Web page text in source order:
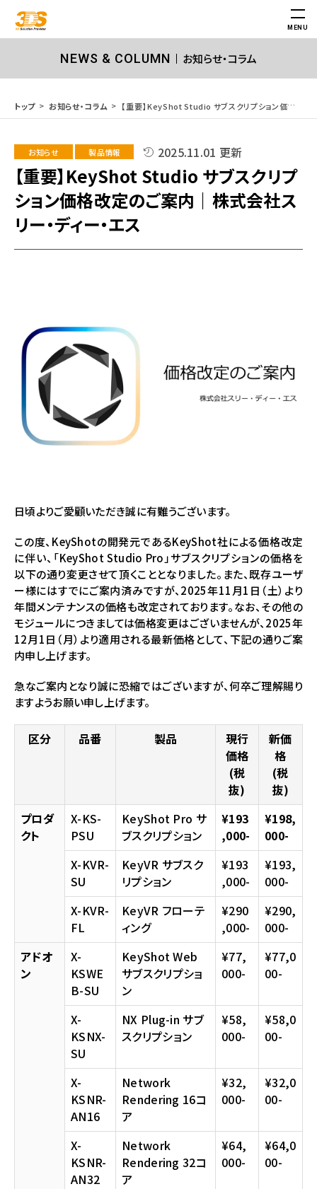
MENU
NEWS & COLUMN お知らせ・コラム
トップ お知らせ・コラム 【重要】KeyShot Studio サブスクリプション価格改定のご案内｜株式会社スリー・ディー・エス
お知らせ 製品情報 2025.11.01 更新
【重要】KeyShot Studio サブスクリプ
ション価格改定のご案内｜株式会社ス
リー・ディー・エス
日頃よりご愛顧いただき誠に有難うございます。
この度、KeyShotの開発元であるKeyShot社による価格改定
に伴い、「KeyShot Studio Pro」サブスクリプションの価格を
以下の通り変更させて頂くこととなりました。また、既存ユーザ
ー様にはすでにご案内済みですが、2025年11月1日（土）より
年間メンテナンスの価格も改定されております。なお、その他の
モジュールにつきましては価格変更はございませんが、2025年
12月1日（月）より適用される最新価格として、下記の通りご案
内申し上げます。
急なご案内となり誠に恐縮ではございますが、何卒ご理解賜り
ますようお願い申し上げます。
区分 品番 製品
現行
価格
(税
抜)
新価
格
(税
抜)
プロダ
クト
X-KS-
PSU
KeyShot Pro サ
ブスクリプション
¥193
,000-
¥198,
000-
X-KVR-
SU
KeyVR サブスク
リプション
¥193
,000-
¥193,
000-
X-KVR-
FL
KeyVR フローテ
ィング
¥290
,000-
¥290,
000-
アドオ
ン
X-
KSWE
B-SU
KeyShot Web
サブスクリプショ
ン
¥77,
000-
¥77,0
00-
X-
KSNX-
SU
NX Plug-in サブ
スクリプション
¥58,
000-
¥58,0
00-
X-
KSNR-
AN16
Network
Rendering 16コ
ア
¥32,
000-
¥32,0
00-
X-
KSNR-
AN32
Network
Rendering 32コ
ア
¥64,
000-
¥64,0
00-